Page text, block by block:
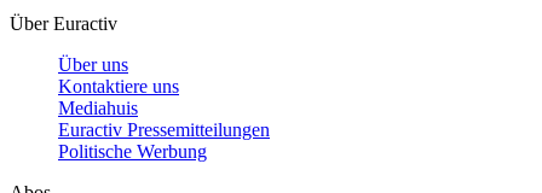
Über Euractiv
Über uns
Kontaktiere uns
Mediahuis
Euractiv Pressemitteilungen
Politische Werbung